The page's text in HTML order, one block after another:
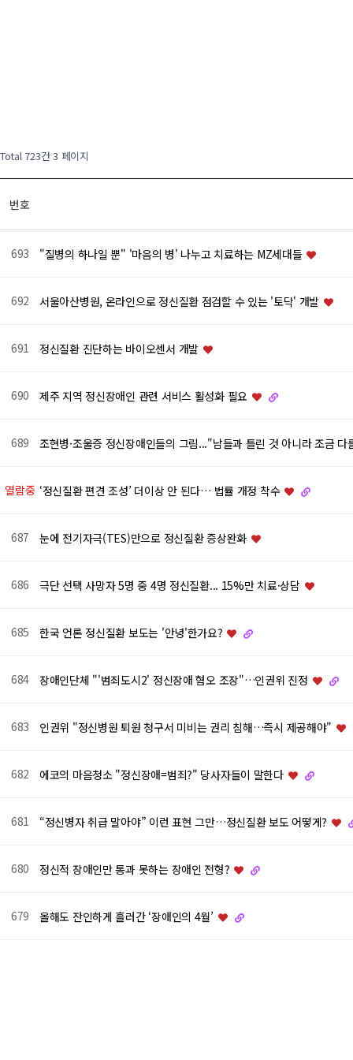
Total 723건 3 페이지
번호
693 "질병의 하나일 뿐" '마음의 병' 나누고 치료하는 MZ세대들
692 서울아산병원, 온라인으로 정신질환 점검할 수 있는 '토닥' 개발
691 정신질환 진단하는 바이오센서 개발
690 제주 지역 정신장애인 관련 서비스 활성화 필요
689 조현병·조울증 정신장애인들의 그림..."남들과 틀린 것 아니라 조금 다
열람중 ‘정신질환 편견 조성’ 더이상 안 된다… 법률 개정 착수
687 눈에 전기자극(TES)만으로 정신질환 증상완화
686 극단 선택 사망자 5명 중 4명 정신질환... 15%만 치료·상담
685 한국 언론 정신질환 보도는 '안녕'한가요?
684 장애인단체 "'범죄도시2' 정신장애 혐오 조장"…인권위 진정
683 인권위 "정신병원 퇴원 청구서 미비는 권리 침해…즉시 제공해야"
682 에코의 마음청소 "정신장애=범죄?" 당사자들이 말한다
681 “정신병자 취급 말아야” 이런 표현 그만…정신질환 보도 어떻게?
680 정신적 장애인만 통과 못하는 장애인 전형?
679 올해도 잔인하게 흘러간 ‘장애인의 4월’